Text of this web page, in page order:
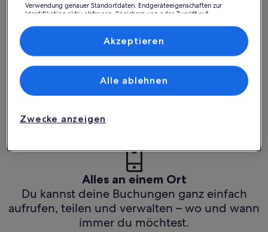
Immer in Verbindung
Du hast all deine Buchungsdetails immer
griffbereit, auch ohne WLAN!
Unser Kundenservice ist rund um die Uhr,
Alles an einem Ort
Du kannst deine Buchungen ganz einfach
aufrufen, teilen und verwalten – wo und wann
immer du möchtest.
Verwendung genauer Standortdaten. Endgeräteeigenschaften zur
Identifikation aktiv abfragen. Speichern von oder Zugriff auf
Inhalte, Messung von Werbeleistung und der Performance von Inhalten,
Zielgruppenforschung sowie Entwicklung und Verbesserung von
Liste der Partner (Lieferanten)
Zwecke anzeigen
Alle ablehnen
Akzeptieren